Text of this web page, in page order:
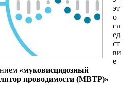
эт
о
сл
ед
ст
ви
е
«муковисцидозный
проводимости (МВТР)»